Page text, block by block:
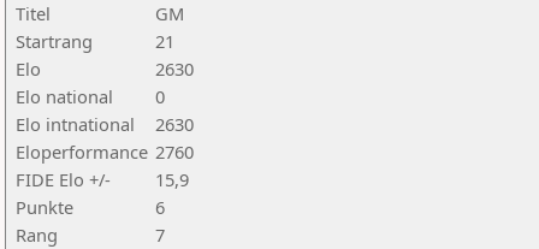
Titel
GM
Startrang
21
Elo
2630
Elo national
0
Elo intnational
2630
Eloperformance 2760
FIDE Elo +/-
15,9
Punkte
6
Rang
7